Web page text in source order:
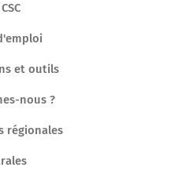
et outils
nous ?
régionales